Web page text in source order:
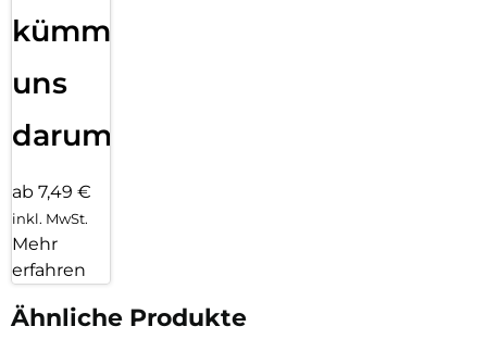
kümmern
uns
darum!
ab 7,49 €
inkl. MwSt.
Mehr
erfahren
Ähnliche Produkte